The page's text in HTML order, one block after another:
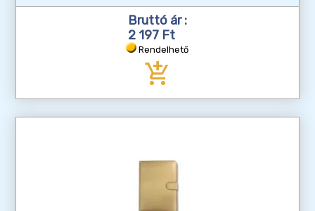
Bruttó ár :
2 197 Ft
Rendelhető
add_shopping_cart